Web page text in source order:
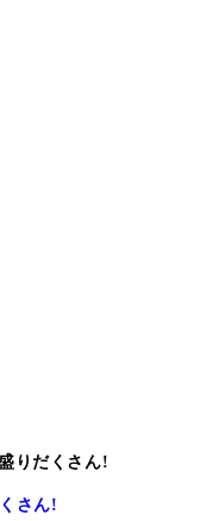
りだくさん!
さん!